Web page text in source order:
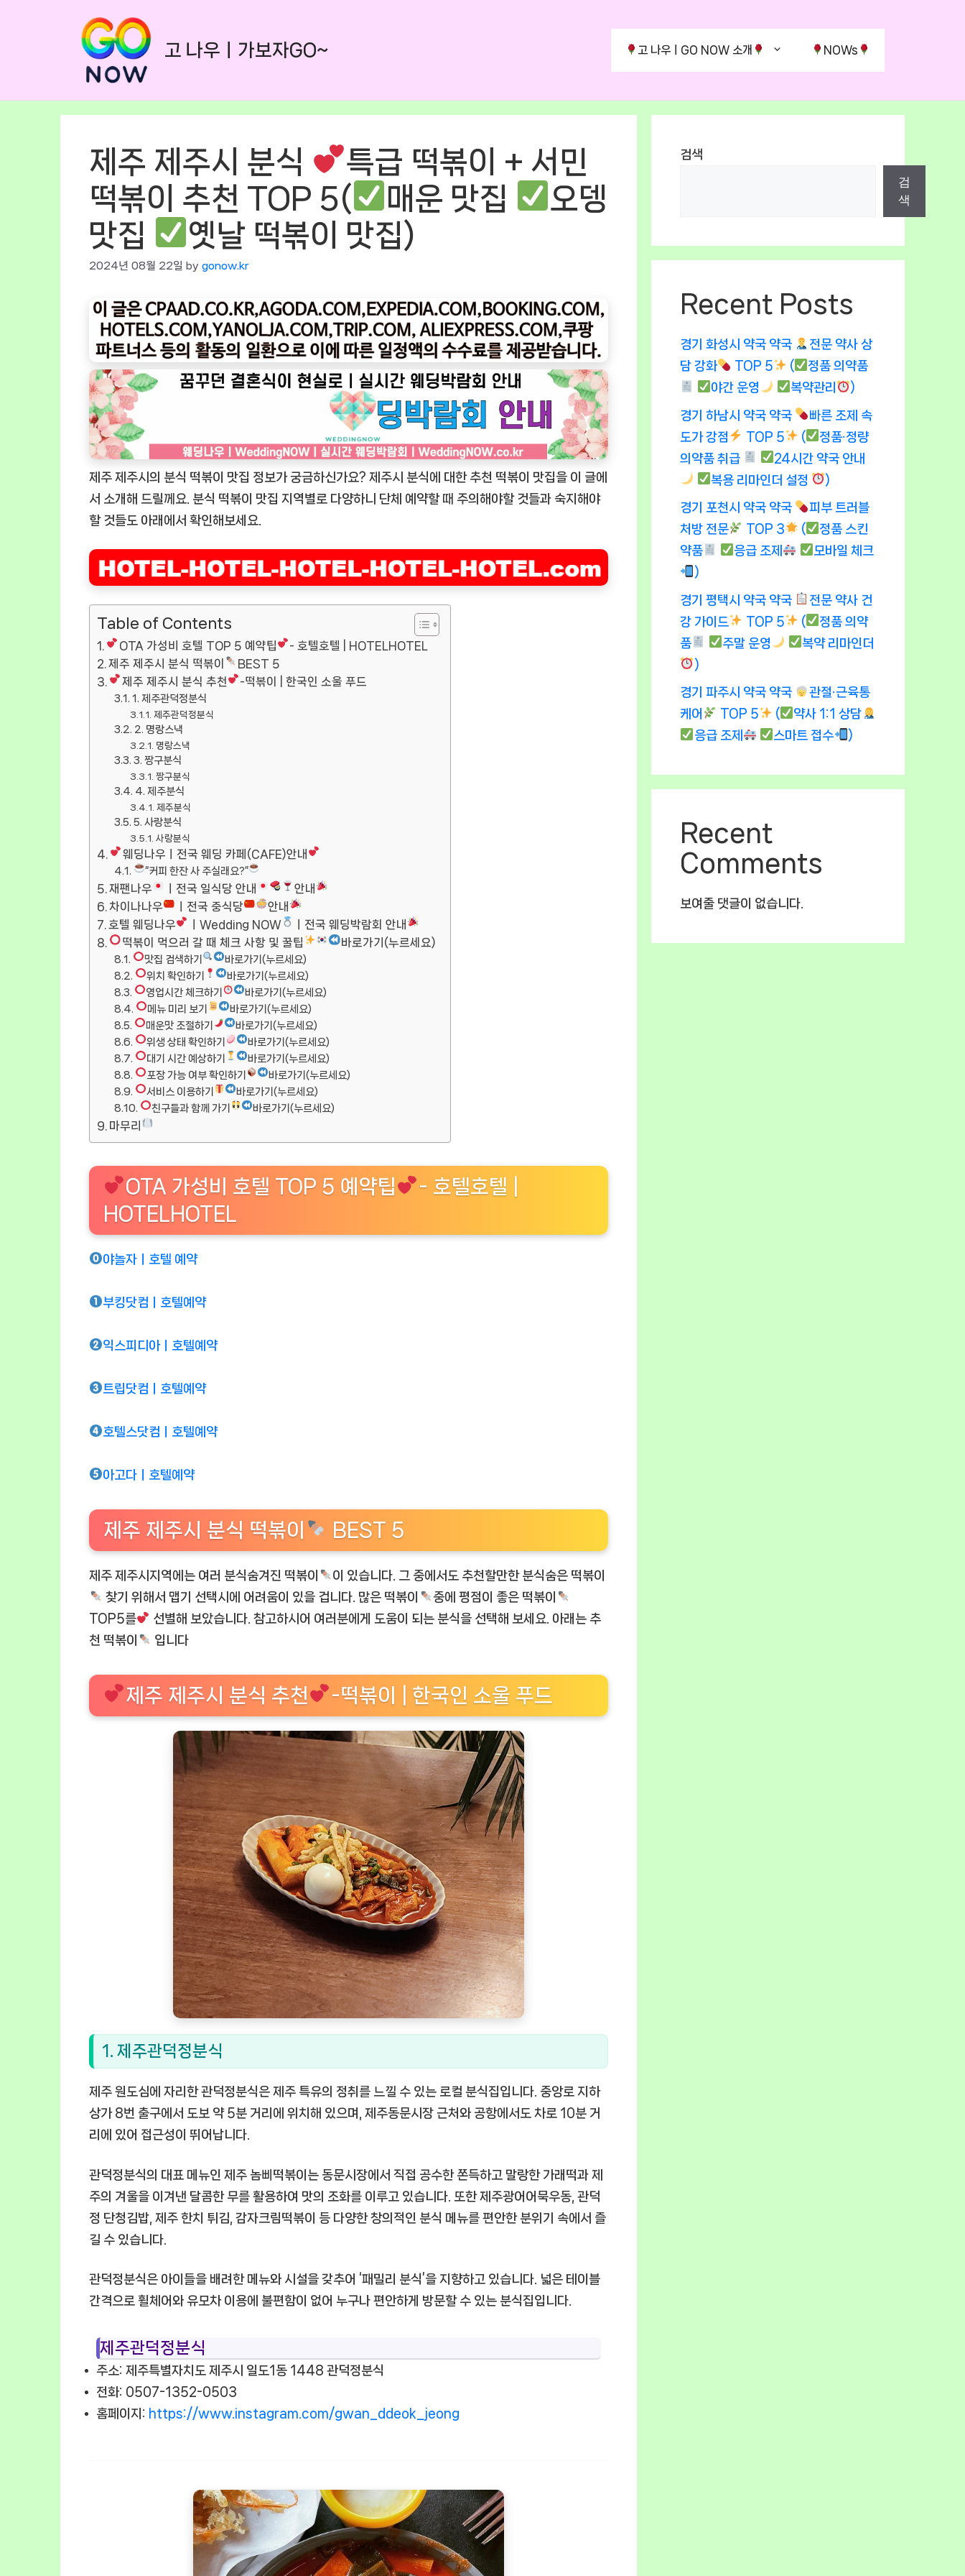
고 나우ㅣ가보자GO~ 고 나우ㅣGO NOW 소개 NOWs
제주 제주시 분식
특급 떡볶이 + 서민
떡볶이 추천 TOP 5(
매운 맛집
오뎅
맛집
옛날 떡볶이 맛집)
2024년 08월 22일 by gonow.kr
제주 제주시의 분식 떡볶이 맛집 정보가 궁금하신가요? 제주시 분식에 대한 추천 떡볶이 맛집을 이 글에
서 소개해 드릴께요. 분식 떡볶이 맛집 지역별로 다양하니 단체 예약할 때 주의해야할 것들과 숙지해야
할 것들도 아래에서 확인해보세요.
Table of Contents
OTA 가성비 호텔 TOP 5 예약팁
- 호텔호텔 | HOTELHOTEL
제주 제주시 분식 떡볶이
BEST 5
제주 제주시 분식 추천
-떡볶이 | 한국인 소울 푸드
1. 제주관덕정분식
제주관덕정분식
2. 명랑스낵
명랑스낵
3. 짱구분식
짱구분식
4. 제주분식
제주분식
5. 사랑분식
사랑분식
웨딩나우ㅣ전국 웨딩 카페(CAFE)안내
“커피 한잔 사 주실래요?”
재팬나우 ㅣ전국 일식당 안내
안내
차이나나우
ㅣ전국 중식당
안내
호텔 웨딩나우
ㅣWedding NOW
ㅣ전국 웨딩박람회 안내
떡볶이 먹으러 갈 때 체크 사항 및 꿀팁
바로가기(누르세요)
맛집 검색하기
바로가기(누르세요)
위치 확인하기
바로가기(누르세요)
영업시간 체크하기
바로가기(누르세요)
메뉴 미리 보기
바로가기(누르세요)
매운맛 조절하기
바로가기(누르세요)
위생 상태 확인하기
바로가기(누르세요)
대기 시간 예상하기
바로가기(누르세요)
포장 가능 여부 확인하기
바로가기(누르세요)
서비스 이용하기
바로가기(누르세요)
친구들과 함께 가기
바로가기(누르세요)
마무리
OTA 가성비 호텔 TOP 5 예약팁
- 호텔호텔 |
HOTELHOTEL
야놀자ㅣ호텔 예약
부킹닷컴ㅣ호텔예약
익스피디아ㅣ호텔예약
트립닷컴ㅣ호텔예약
호텔스닷컴ㅣ호텔예약
아고다ㅣ호텔예약
제주 제주시 분식 떡볶이 BEST 5
제주 제주시지역에는 여러 분식숨겨진 떡볶이
이 있습니다. 그 중에서도 추천할만한 분식숨은 떡볶이
찾기 위해서 맵기 선택시에 어려움이 있을 겁니다. 많은 떡볶이
중에 평점이 좋은 떡볶이
TOP5를
선별해 보았습니다. 참고하시어 여러분에게 도움이 되는 분식을 선택해 보세요. 아래는 추
천 떡볶이
입니다
제주 제주시 분식 추천 -떡볶이 | 한국인 소울 푸드
1. 제주관덕정분식
제주 원도심에 자리한 관덕정분식은 제주 특유의 정취를 느낄 수 있는 로컬 분식집입니다. 중앙로 지하
상가 8번 출구에서 도보 약 5분 거리에 위치해 있으며, 제주동문시장 근처와 공항에서도 차로 10분 거
리에 있어 접근성이 뛰어납니다.
관덕정분식의 대표 메뉴인 제주 놈삐떡볶이는 동문시장에서 직접 공수한 쫀득하고 말랑한 가래떡과 제
주의 겨울을 이겨낸 달콤한 무를 활용하여 맛의 조화를 이루고 있습니다. 또한 제주광어어묵우동, 관덕
정 단청김밥, 제주 한치 튀김, 감자크림떡볶이 등 다양한 창의적인 분식 메뉴를 편안한 분위기 속에서 즐
길 수 있습니다.
관덕정분식은 아이들을 배려한 메뉴와 시설을 갖추어 ‘패밀리 분식’을 지향하고 있습니다. 넓은 테이블
간격으로 휠체어와 유모차 이용에 불편함이 없어 누구나 편안하게 방문할 수 있는 분식집입니다.
제주관덕정분식
주소: 제주특별자치도 제주시 일도1동 1448 관덕정분식
전화: 0507-1352-0503
홈페이지: https://www.instagram.com/gwan_ddeok_jeong
검색
검
색
Recent Posts
경기 화성시 약국 약국
전문 약사 상
담 강화
TOP 5 (
정품 의약품
야간 운영
복약관리 )
경기 하남시 약국 약국
빠른 조제 속
도가 강점
TOP 5 (
정품·정량
의약품 취급
24시간 약국 안내
복용 리마인더 설정
)
경기 포천시 약국 약국
피부 트러블
처방 전문
TOP 3 (
정품 스킨
약품
응급 조제
모바일 체크
)
경기 평택시 약국 약국
전문 약사 건
강 가이드
TOP 5 (
정품 의약
품
주말 운영
복약 리마인더
)
경기 파주시 약국 약국
관절·근육통
케어
TOP 5 (
약사 1:1 상담
응급 조제
스마트 접수 )
Recent
Comments
보여줄 댓글이 없습니다.